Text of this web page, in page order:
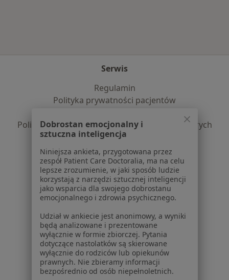
Serwis
Regulamin
Polityka prywatności pacjentów
Polityka prywatności dla profesjonalistów, których
dane pozyskaliśmy samodzielnie
Polityka cookies
Jak działają wyniki wyszukiwania
Dostępność
O nas
Praca
Rekrutujemy!
Partnerzy
Centrum prasowe
Kontakt
Dla pacjentów
Lekarze
Dobrostan emocjonalny i
sztuczna inteligencja
Niniejsza ankieta, przygotowana przez
zespół Patient Care Doctoralia, ma na celu
lepsze zrozumienie, w jaki sposób ludzie
korzystają z narzędzi sztucznej inteligencji
jako wsparcia dla swojego dobrostanu
emocjonalnego i zdrowia psychicznego.
Udział w ankiecie jest anonimowy, a wyniki
będą analizowane i prezentowane
wyłącznie w formie zbiorczej. Pytania
dotyczące nastolatków są skierowane
wyłącznie do rodziców lub opiekunów
prawnych. Nie zbieramy informacji
bezpośrednio od osób niepełnoletnich.